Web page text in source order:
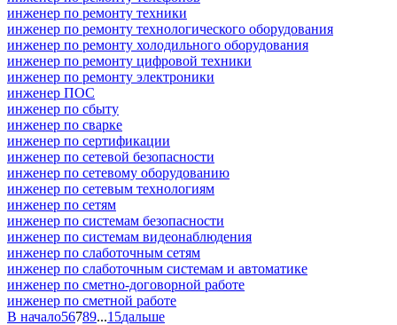
инженер по ремонту техники
инженер по ремонту технологического оборудования
инженер по ремонту холодильного оборудования
инженер по ремонту цифровой техники
инженер по ремонту электроники
инженер ПОС
инженер по сбыту
инженер по сварке
инженер по сертификации
инженер по сетевой безопасности
инженер по сетевому оборудованию
инженер по сетевым технологиям
инженер по сетям
инженер по системам безопасности
инженер по системам видеонаблюдения
инженер по слаботочным сетям
инженер по слаботочным системам и автоматике
инженер по сметно-договорной работе
инженер по сметной работе
В начало56789...15дальше